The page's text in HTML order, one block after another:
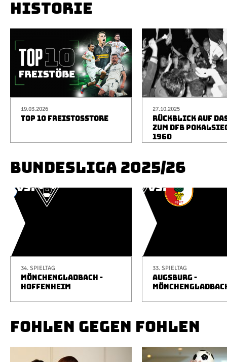
HISTORIE
19.03.2026
TOP 10 FREISTOSSTORE
27.10.2025
RÜCKBLICK AUF
ZUM DFB
1960
BUNDESLIGA 2025/26
34. SPIELTAG
MÖNCHENGLADBACH -
HOFFENHEIM
33. SPIELTAG
AUGSBURG -
FOHLEN GEGEN FOHLEN